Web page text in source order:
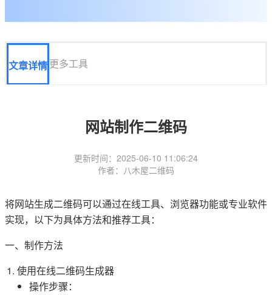
文章详情更多工具
网站制作二维码
更新时间：2025-06-10 11:06:24
作者：八木屋二维码
将网站生成二维码可以通过在线工具、浏览器功能或专业软件
实现，以下为具体方法和推荐工具：
一、制作方法
使用在线二维码生成器
操作步骤：